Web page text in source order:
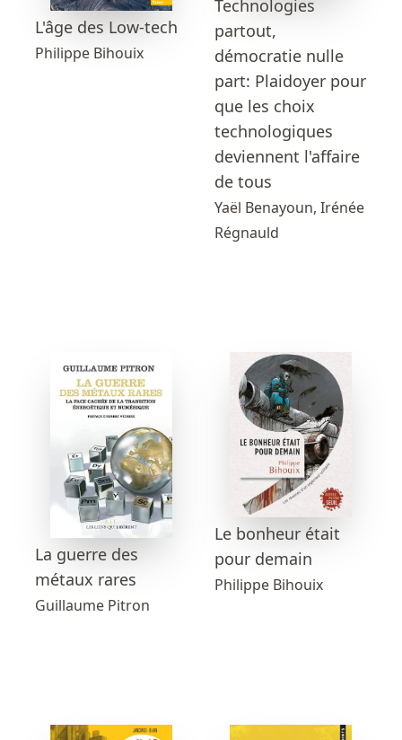
L'âge des Low-tech
Philippe Bihouix
Technologies
partout,
démocratie nulle
part: Plaidoyer pour
que les choix
technologiques
deviennent l'affaire
de tous
Yaël Benayoun, Irénée
Régnauld
La guerre des
métaux rares
Guillaume Pitron
Le bonheur était
pour demain
Philippe Bihouix